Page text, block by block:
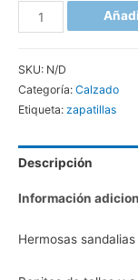
SKU: N/D
Categoría: Calzado
Etiqueta: zapatillas
Descripción
Información
Hermosas